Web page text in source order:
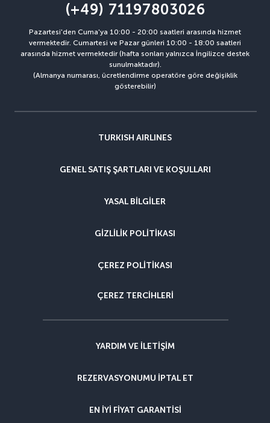
(+49) 71197803026
Pazartesi'den Cuma'ya 10:00 - 20:00 saatleri arasında hizmet
vermektedir. Cumartesi ve Pazar günleri 10:00 - 18:00 saatleri
arasında hizmet vermektedir (hafta sonları yalnızca İngilizce destek
sunulmaktadır).
(Almanya numarası, ücretlendirme operatöre göre değişiklik
gösterebilir)
TURKISH AIRLINES
GENEL SATIŞ ŞARTLARI VE KOŞULLARI
YASAL BILGILER
GIZLILIK POLITIKASI
ÇEREZ POLITIKASI
ÇEREZ TERCIHLERI
YARDIM VE ILETIŞIM
REZERVASYONUMU IPTAL ET
EN IYI FIYAT GARANTISI